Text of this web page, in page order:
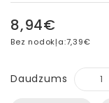
8,94€
Bez nodokļa:7,39€
Daudzums